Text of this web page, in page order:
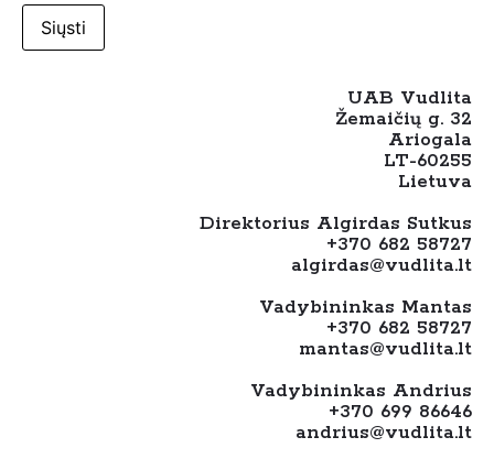
UAB Vudlita
Žemaičių g. 32
Ariogala
LT-60255
Lietuva
Direktorius Algirdas Sutkus
+370 682 58727
algirdas@vudlita.lt
Vadybininkas Mantas
+370 682 58727
mantas@vudlita.lt
Vadybininkas Andrius
+370 699 86646
andrius@vudlita.lt